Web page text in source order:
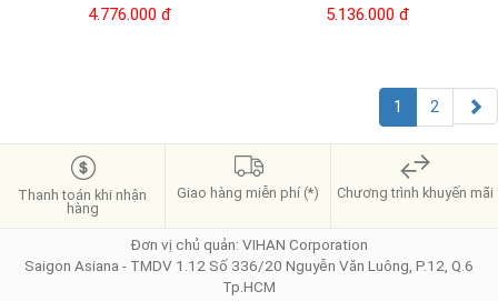
4.776.000 đ
5.136.000 đ
1 2
Thanh toán khi nhận
hàng
Giao hàng miễn phí (*) Chương trình khuyến mãi
Đơn vị chủ quản: VIHAN Corporation
Saigon Asiana - TMDV 1.12 Số 336/20 Nguyễn Văn Luông, P.12, Q.6
Tp.HCM